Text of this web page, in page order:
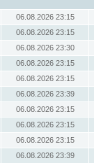
06.08.2026 23:15
06.08.2026 23:15
06.08.2026 23:30
06.08.2026 23:15
06.08.2026 23:15
06.08.2026 23:39
06.08.2026 23:15
06.08.2026 23:15
06.08.2026 23:15
06.08.2026 23:39